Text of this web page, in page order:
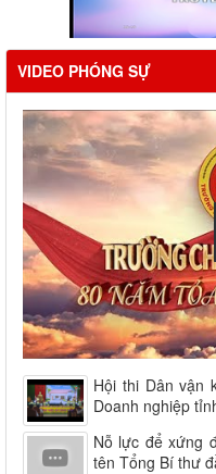
VIDEO PHÓNG SỰ
Hội thi Dân vận
Doanh nghiệp
Nỗ lực để xứng
tên Tổng Bí thư